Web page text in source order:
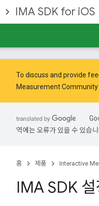
IMA SDK for iOS
To discuss and provide
Measurement Community
역에는 오류가 있을 수 있습니
홈 제품 Interactive
IMA SDK 설